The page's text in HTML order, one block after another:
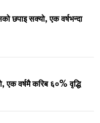
छपाइ सक्यो, एक वर्षभन्दा
एक वर्षमै करिब ६०% वृद्धि